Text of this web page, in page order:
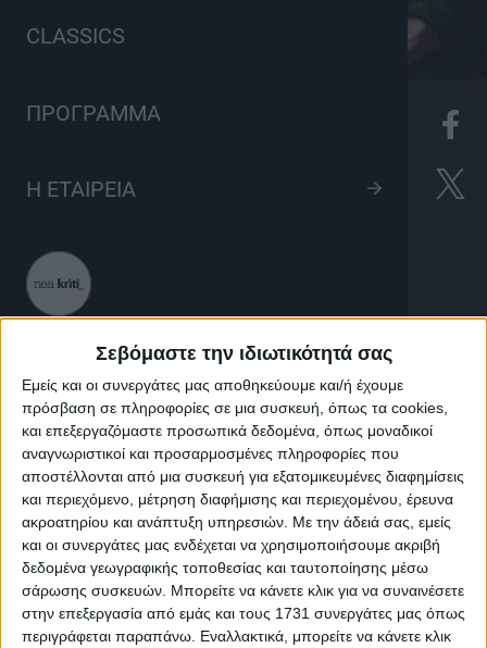
Σεβόμαστε την ιδιωτικότητά σας
Εμείς και οι συνεργάτες μας αποθηκεύουμε και/ή έχουμε
πρόσβαση σε πληροφορίες σε μια συσκευή, όπως τα cookies,
και επεξεργαζόμαστε προσωπικά δεδομένα, όπως μοναδικοί
αναγνωριστικοί και προσαρμοσμένες πληροφορίες που
αποστέλλονται από μια συσκευή για εξατομικευμένες διαφημίσεις
και περιεχόμενο, μέτρηση διαφήμισης και περιεχομένου, έρευνα
ακροατηρίου και ανάπτυξη υπηρεσιών. Με την άδειά σας, εμείς
και οι συνεργάτες μας ενδέχεται να χρησιμοποιήσουμε ακριβή
δεδομένα γεωγραφικής τοποθεσίας και ταυτοποίησης μέσω
σάρωσης συσκευών. Μπορείτε να κάνετε κλικ για να συναινέσετε
στην επεξεργασία από εμάς και τους 1731 συνεργάτες μας όπως
περιγράφεται παραπάνω. Εναλλακτικά, μπορείτε να κάνετε κλικ
CLASSICS
ΠΡΟΓΡΑΜΜΑ
Η ΕΤΑΙΡΕΙΑ
K Πολιτισμός
Ύμνοι Μεγάλης
15'
Ύμνοι Μεγάλης Εβδομάδας
Ψάλλει ο χορός ψαλτών οι Κρήτες Μαίστορες.